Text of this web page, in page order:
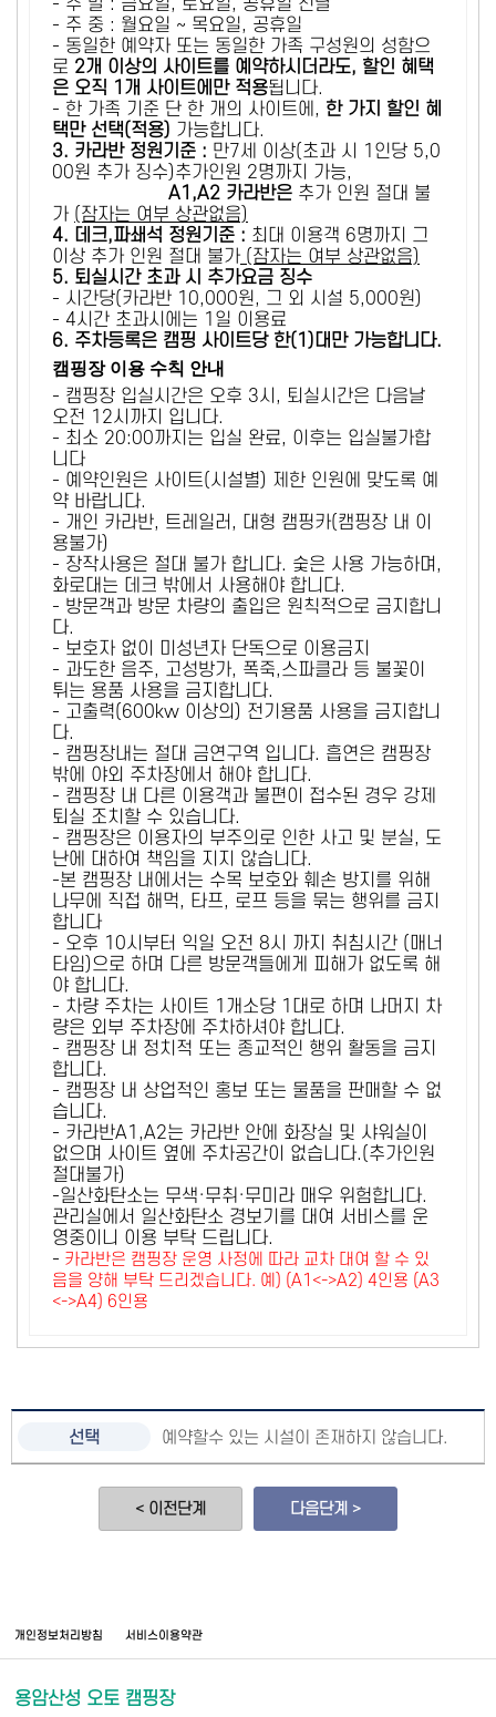
- 주 말 : 금요일, 토요일, 공휴일 전날
- 주 중 : 월요일 ~ 목요일, 공휴일
- 동일한 예약자 또는 동일한 가족 구성원의 성함으
로 2개 이상의 사이트를 예약하시더라도, 할인 혜택
은 오직 1개 사이트에만 적용됩니다.
- 한 가족 기준 단 한 개의 사이트에, 한 가지 할인 혜
택만 선택(적용) 가능합니다.
3. 카라반 정원기준 : 만7세 이상(초과 시 1인당 5,0
00원 추가 징수)추가인원 2명까지 가능,
A1,A2 카라반은 추가 인원 절대 불
가 (잠자는 여부 상관없음)
4. 데크,파쇄석 정원기준 : ​최대 이용객 6명까지 그
이상 추가 인원 절대 불가 (잠자는 여부 상관없음)
5. 퇴실시간 초과 시 추가요금 징수
- 시간당(카라반 10,000원, 그 외 시설 5,000원)
- 4시간 초과시에는 1일 이용료
6. 주차등록은 캠핑 사이트당 한(1)대만 가능합니다.
캠핑장 이용 수칙 안내
- 캠핑장 입실시간은 오후 3시, 퇴실시간은 다음날
오전 12시까지 입니다.
- 최소 20:00까지는 입실 완료, 이후는 입실불가합
니다
- 예약인원은 사이트(시설별) 제한 인원에 맞도록 예
약 바랍니다.
- 개인 카라반, 트레일러, 대형 캠핑카(캠핑장 내 이
용불가)
- 장작사용은 절대 불가 합니다. 숯은 사용 가능하며,
화로대는 데크 밖에서 사용해야 합니다.
- 방문객과 방문 차량의 출입은 원칙적으로 금지합니
다.
- 보호자 없이 미성년자 단독으로 이용금지
- 과도한 음주, 고성방가, 폭죽,스파클라 등 불꽃이
튀는 용품 사용을 금지합니다.
- 고출력(600kw 이상의) 전기용품 사용을 금지합니
다.
- 캠핑장내는 절대 금연구역 입니다. 흡연은 캠핑장
밖에 야외 주차장에서 해야 합니다.
- 캠핑장 내 다른 이용객과 불편이 접수된 경우 강제
퇴실 조치할 수 있습니다.
- 캠핑장은 이용자의 부주의로 인한 사고 및 분실, 도
난에 대하여 책임을 지지 않습니다.
-본 캠핑장 내에서는 수목 보호와 훼손 방지를 위해
나무에 직접 해먹, 타프, 로프 등을 묶는 행위를 금지
합니다
- 오후 10시부터 익일 오전 8시 까지 취침시간 (매너
타임)으로 하며 다른 방문객들에게 피해가 없도록 해
야 합니다.
- 차량 주차는 사이트 1개소당 1대로 하며 나머지 차
량은 외부 주차장에 주차하셔야 합니다.
- 캠핑장 내 정치적 또는 종교적인 행위 활동을 금지
합니다.
- 캠핑장 내 상업적인 홍보 또는 물품을 판매할 수 없
습니다.
- 카라반A1,A2는 카라반 안에 화장실 및 샤워실이
없으며 사이트 옆에 주차공간이 없습니다.(추가인원
절대불가)
-일산화탄소는 무색·무취·무미라 매우 위험합니다.
관리실에서 일산화탄소 경보기를 대여 서비스를 운
영중이니 이용 부탁 드립니다.
- 카라반은 캠핑장 운영 사정에 따라 교차 대여 할 수 있
음을 양해 부탁 드리겠습니다. 예) (A1<->A2) 4인용 (A3
<->A4) 6인용
예약할수 있는 시설이 존재하지 않습니다.
< 이전단계 다음단계 >
개인정보처리방침 서비스이용약관
용암산성 오토 캠핑장